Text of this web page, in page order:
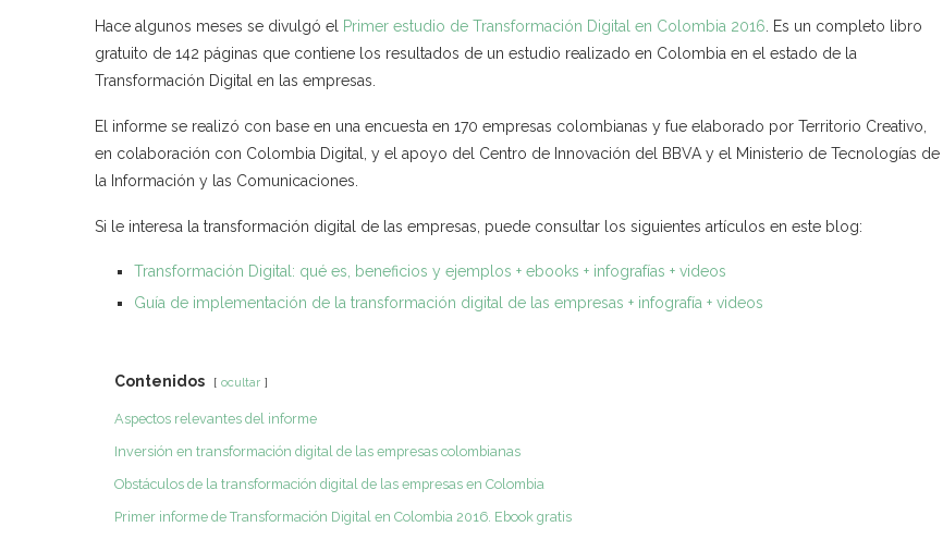
Hace algunos meses se divulgó el Primer estudio de Transformación Digital en Colombia 2016 . Es un completo libro
gratuito de 142 páginas que contiene los resultados de un estudio realizado en Colombia en el estado de la
Transformación Digital en las empresas.
El informe se realizó con base en una encuesta en 170 empresas colombianas y fue elaborado por Territorio Creativo,
en colaboración con Colombia Digital, y el apoyo del Centro de Innovación del BBVA y el Ministerio de Tecnologías de
la Información y las Comunicaciones.
Si le interesa la transformación digital de las empresas, puede consultar los siguientes artículos en este blog:
Transformación Digital: qué es, beneficios y ejemplos + ebooks + infografías + videos
Guía de implementación de la transformación digital de las empresas + infografía + videos
Contenidos ocultar
Aspectos relevantes del informe
Inversión en transformación digital de las empresas colombianas
Obstáculos de la transformación digital de las empresas en Colombia
Primer informe de Transformación Digital en Colombia 2016. Ebook gratis